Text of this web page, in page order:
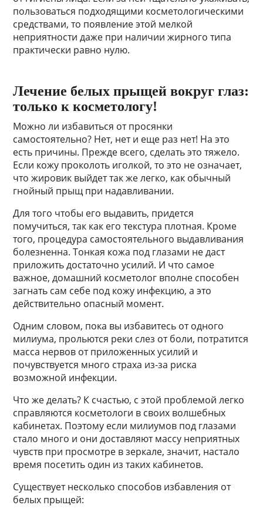
пользоваться подходящими косметологическими
средствами, то появление этой мелкой
неприятности даже при наличии жирного типа
практически равно нулю.
Лечение белых прыщей вокруг глаз:
только к косметологу!
Можно ли избавиться от просянки
самостоятельно? Нет, нет и еще раз нет! На это
есть причины. Прежде всего, сделать это тяжело.
Если кожу проколоть иголкой, то это не означает,
что жировик выйдет так же легко, как обычный
гнойный прыщ при надавливании.
Для того чтобы его выдавить, придется
помучиться, так как его текстура плотная. Кроме
того, процедура самостоятельного выдавливания
болезненна. Тонкая кожа под глазами не даст
приложить достаточно усилий. И что самое
важное, домашний косметолог вполне способен
загнать сам себе под кожу инфекцию, а это
действительно опасный момент.
Одним словом, пока вы избавитесь от одного
милиума, прольются реки слез от боли, потратится
масса нервов от приложенных усилий и
почувствуется много страха из-за риска
возможной инфекции.
Что же делать? К счастью, с этой проблемой легко
справляются косметологи в своих волшебных
кабинетах. Поэтому если милиумов под глазами
стало много и они доставляют массу неприятных
чувств при просмотре в зеркале, значит, настало
время посетить один из таких кабинетов.
Существует несколько способов избавления от
белых прыщей: